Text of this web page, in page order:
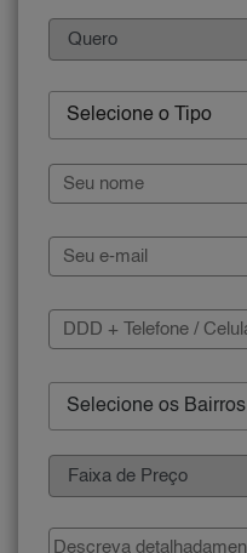
Selecione o Tipo
Selecione os Bairros